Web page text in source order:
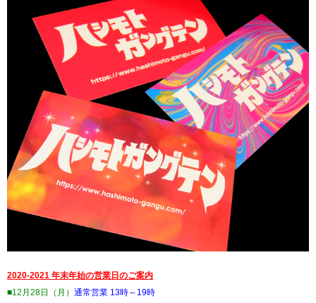
2020-2021 年末年始の営業日のご案内
■12月28日（月） 通常営業 13時～19時